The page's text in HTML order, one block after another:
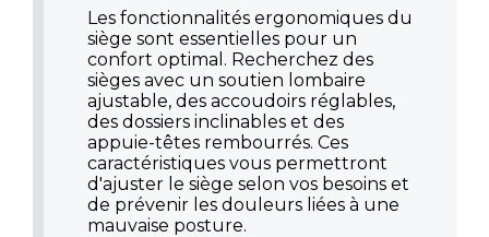
Les fonctionnalités ergonomiques du
siège sont essentielles pour un
confort optimal. Recherchez des
sièges avec un soutien lombaire
ajustable, des accoudoirs réglables,
des dossiers inclinables et des
appuie-têtes rembourrés. Ces
caractéristiques vous permettront
d'ajuster le siège selon vos besoins et
de prévenir les douleurs liées à une
mauvaise posture.